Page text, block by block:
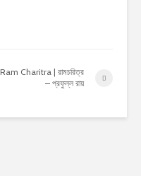
Ram Charitra | রামচরিত্র
– প্রফুল্ল রায়